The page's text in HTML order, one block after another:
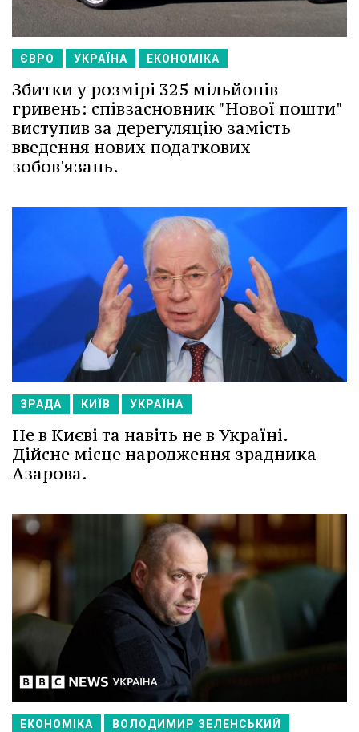
ЄВРО УКРАЇНА ЕКОНОМІКА
Збитки у розмірі 325 мільйонів
гривень: співзасновник "Нової пошти"
виступив за дерегуляцію замість
введення нових податкових
зобов'язань.
ЗРАДА КИЇВ УКРАЇНА
Не в Києві та навіть не в Україні.
Дійсне місце народження зрадника
Азарова.
ЕКОНОМІКА ВОЛОДИМИР ЗЕЛЕНСЬКИЙ